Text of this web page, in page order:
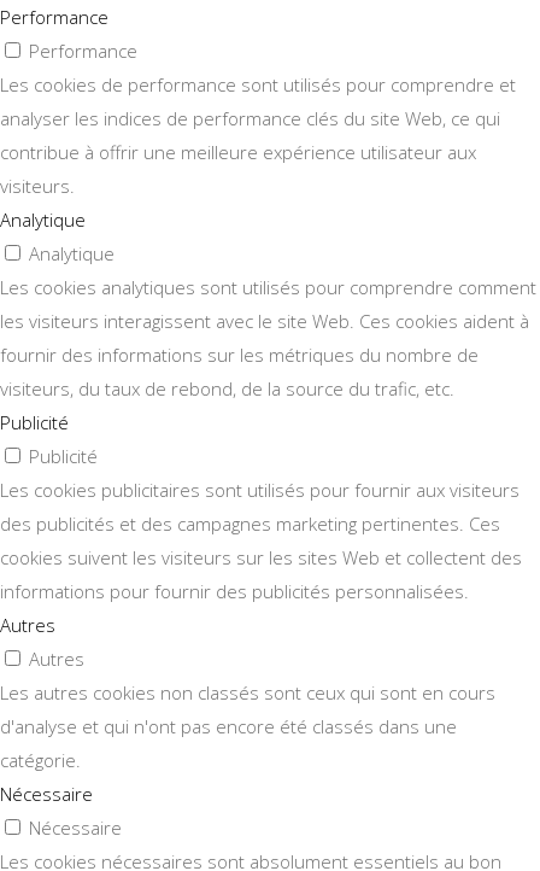
Performance
Performance
Les cookies de performance sont utilisés pour comprendre et
analyser les indices de performance clés du site Web, ce qui
contribue à offrir une meilleure expérience utilisateur aux
visiteurs.
Analytique
Analytique
Les cookies analytiques sont utilisés pour comprendre comment
les visiteurs interagissent avec le site Web. Ces cookies aident à
fournir des informations sur les métriques du nombre de
visiteurs, du taux de rebond, de la source du trafic, etc.
Publicité
Publicité
Les cookies publicitaires sont utilisés pour fournir aux visiteurs
des publicités et des campagnes marketing pertinentes. Ces
cookies suivent les visiteurs sur les sites Web et collectent des
informations pour fournir des publicités personnalisées.
Autres
Autres
Les autres cookies non classés sont ceux qui sont en cours
d'analyse et qui n'ont pas encore été classés dans une
catégorie.
Nécessaire
Nécessaire
Les cookies nécessaires sont absolument essentiels au bon